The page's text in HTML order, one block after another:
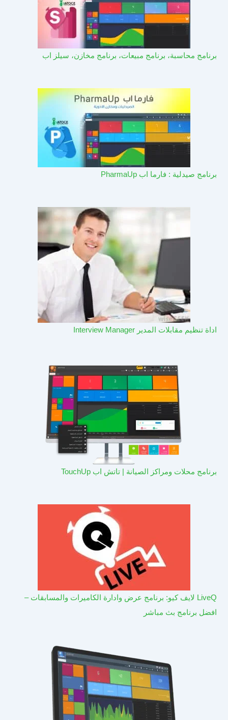
برنامج محاسبة، برنامج مبيعات، برنامج مخازن، سيلز اب
برنامج صيدلية : فارما اب PharmaUp​
اداة تنظيم مقابلات المدير Interview Manager
برنامج محلات ومراكز الصيانة | تاتش اب TouchUp
LiveQ لايف كيو: برنامج عرض وادارة الكاميرات والمسابقات –
افضل برنامج بث مباشر